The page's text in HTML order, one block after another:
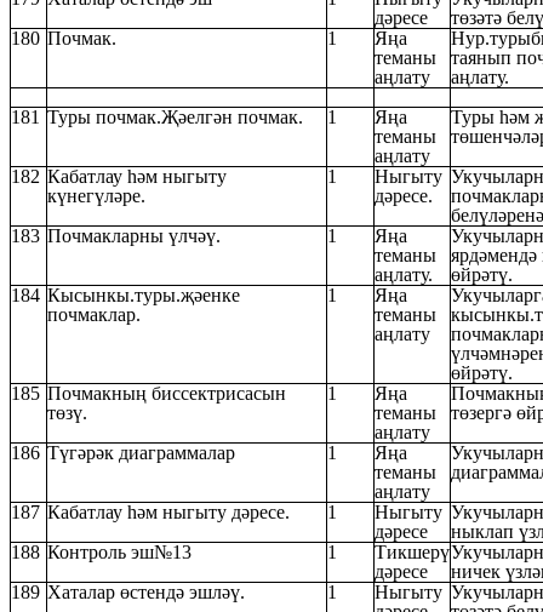
дәресе
төзәтә
180 Почмак. 1
Яңа
теманы
аңлату
таянып
аңлату.
181 Туры почмак.Җәелгән почмак. 1
Яңа
теманы
аңлату
Туры һәм
182 Кабатлау һәм ныгыту
күнегүләре.
1
Ныгыту
дәресе.
183 Почмакларны үлчәү. 1
Яңа
теманы
аңлату.
өйрәтү.
184 Кысынкы.туры.җәенке
почмаклар.
1
Яңа
теманы
аңлату
өйрәтү.
185 Почмакның биссектрисасын
төзү.
1
Яңа
теманы
аңлату
төзергә
186 Түгәрәк диаграммалар 1
Яңа
теманы
аңлату
187 Кабатлау һәм ныгыту дәресе. 1
Ныгыту
дәресе
ныклап
188 Контроль эш№13 1
Тикшерү
дәресе
ничек
189 Хаталар өстендә эшләү. 1
Ныгыту